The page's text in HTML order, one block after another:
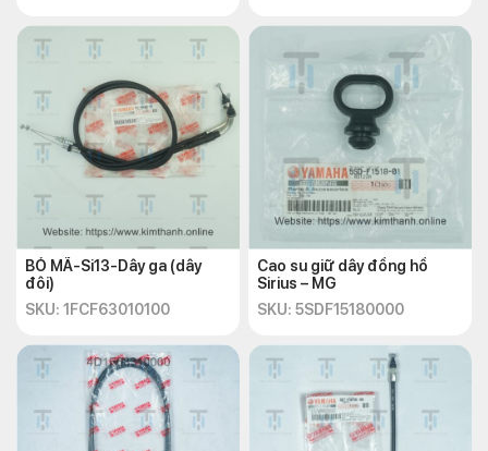
BỎ MÃ-Si13-Dây ga (dây
đôi)
SKU: 1FCF63010100
Cao su giữ dây đồng hồ
Sirius – MG
SKU: 5SDF15180000